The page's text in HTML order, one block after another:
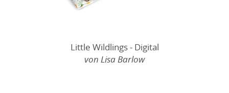
Little Wildlings - Digital
von Lisa Barlow